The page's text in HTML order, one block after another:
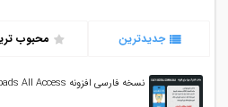
جدیدترین محبوب
نسخه فارسی افزونه Easy Digital Downloads All Access